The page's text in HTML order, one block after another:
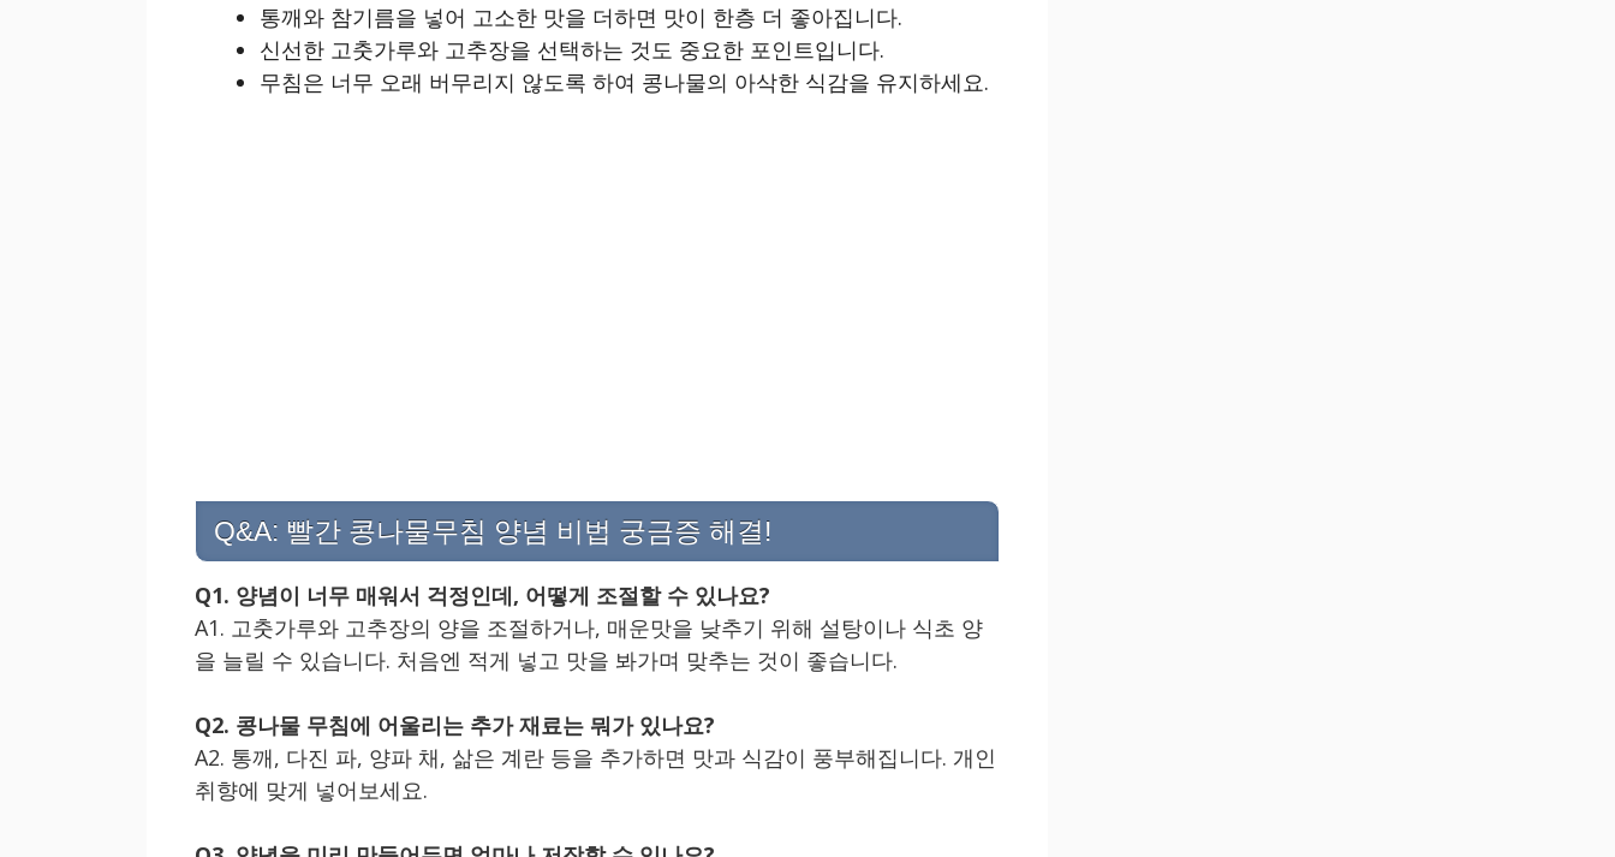
통깨와 참기름을 넣어 고소한 맛을 더하면 맛이 한층 더 좋아집니다.
신선한 고춧가루와 고추장을 선택하는 것도 중요한 포인트입니다.
무침은 너무 오래 버무리지 않도록 하여 콩나물의 아삭한 식감을 유지하세요.
Q&A: 빨간 콩나물무침 양념 비법 궁금증 해결!
Q1. 양념이 너무 매워서 걱정인데, 어떻게 조절할 수 있나요?
A1. 고춧가루와 고추장의 양을 조절하거나, 매운맛을 낮추기 위해 설탕이나 식초 양
을 늘릴 수 있습니다. 처음엔 적게 넣고 맛을 봐가며 맞추는 것이 좋습니다.
Q2. 콩나물 무침에 어울리는 추가 재료는 뭐가 있나요?
A2. 통깨, 다진 파, 양파 채, 삶은 계란 등을 추가하면 맛과 식감이 풍부해집니다. 개인
취향에 맞게 넣어보세요.